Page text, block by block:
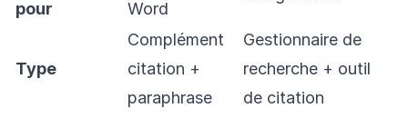
pour
Word
Type
Complément
citation +
paraphrase
Gestionnaire de
recherche + outil
de citation